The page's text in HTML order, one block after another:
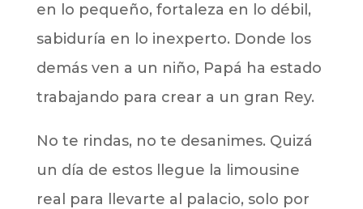
en lo pequeño, fortaleza en lo débil,
sabiduría en lo inexperto. Donde los
demás ven a un niño, Papá ha estado
trabajando para crear a un gran Rey.
No te rindas, no te desanimes. Quizá
un día de estos llegue la limousine
real para llevarte al palacio, solo por